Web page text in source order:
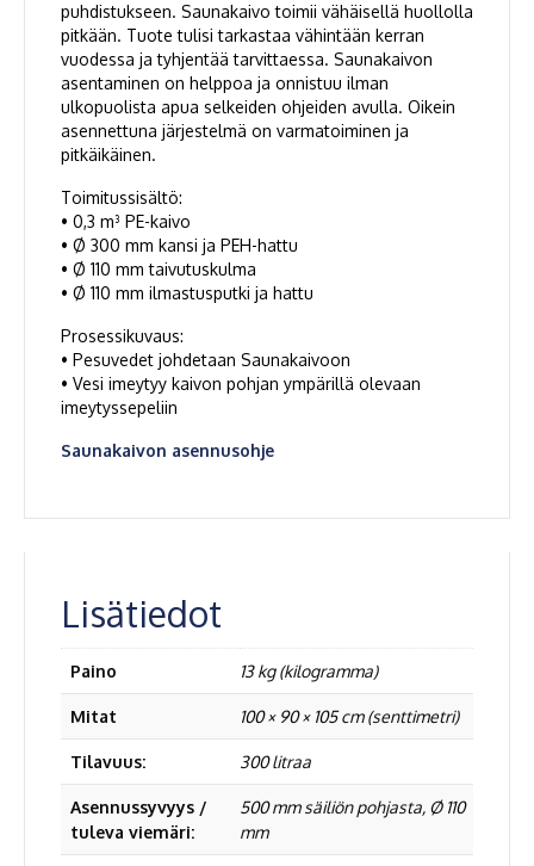
puhdistukseen. Saunakaivo toimii vähäisellä huollolla
pitkään. Tuote tulisi tarkastaa vähintään kerran
vuodessa ja tyhjentää tarvittaessa. Saunakaivon
asentaminen on helppoa ja onnistuu ilman
ulkopuolista apua selkeiden ohjeiden avulla. Oikein
asennettuna järjestelmä on varmatoiminen ja
pitkäikäinen.
Toimitussisältö:
• 0,3 m³ PE-kaivo
• Ø 300 mm kansi ja PEH-hattu
• Ø 110 mm taivutuskulma
• Ø 110 mm ilmastusputki ja hattu
Prosessikuvaus:
• Pesuvedet johdetaan Saunakaivoon
• Vesi imeytyy kaivon pohjan ympärillä olevaan
imeytyssepeliin
Saunakaivon asennusohje
Lisätiedot
Paino 13 kg (kilogramma)
Mitat 100 × 90 × 105 cm (senttimetri)
Tilavuus: 300 litraa
Asennussyvyys /
tuleva viemäri:
500 mm säiliön pohjasta, Ø 110
mm